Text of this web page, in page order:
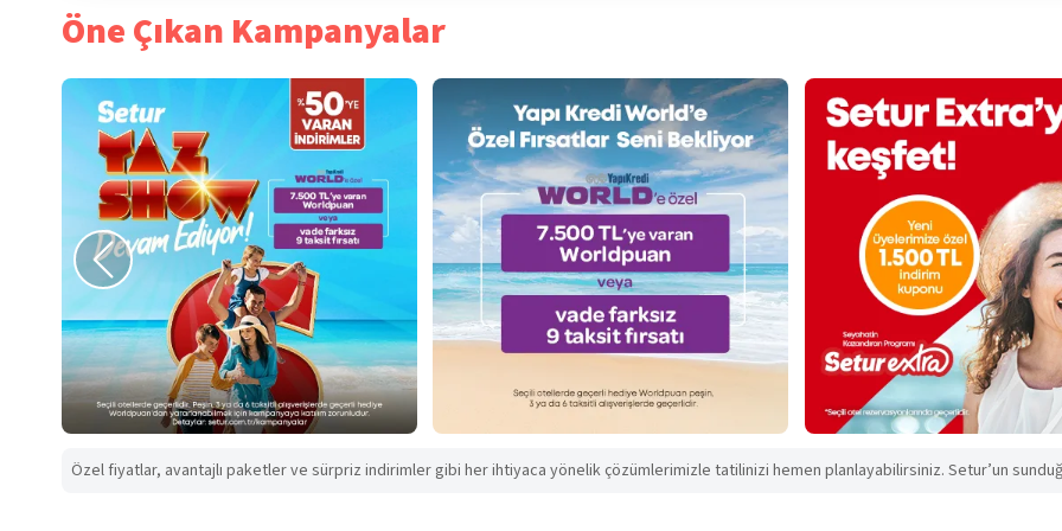
Öne Çıkan Kampanyalar
Özel fiyatlar, avantajlı paketler ve sürpriz indirimler gibi her ihtiyaca yönelik çözümlerimizle tatilinizi hemen planlayabilirsiniz. Setur’un